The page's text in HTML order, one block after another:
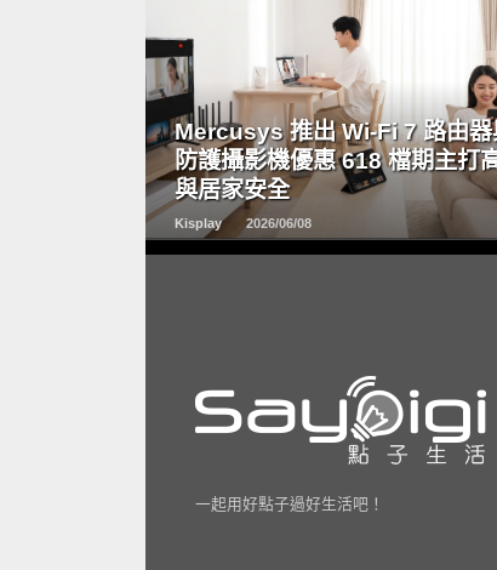
Mercusys 推出 Wi-Fi 7 路由器
防護攝影機優惠 618 檔期主打
與居家安全
Kisplay 2026/06/08
READ
MORE
一起用好點子過好生活吧！